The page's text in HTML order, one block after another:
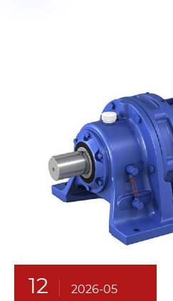
12 2026-05